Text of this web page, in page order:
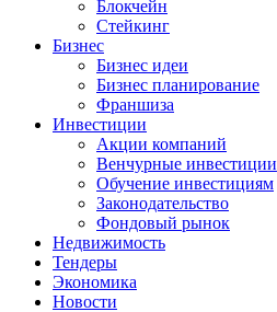
Блокчейн
Стейкинг
Бизнес
Бизнес идеи
Бизнес планирование
Франшиза
Инвестиции
Акции компаний
Венчурные инвестиции
Обучение инвестициям
Законодательство
Фондовый рынок
Недвижимость
Тендеры
Экономика
Новости